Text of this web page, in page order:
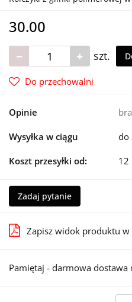
30.00
szt.
Do przechowalni
Opinie
Wysyłka w ciągu do
Koszt przesyłki od: 12
Zadaj pytanie
Zapisz widok produktu w
Pamiętaj - darmowa dostawa